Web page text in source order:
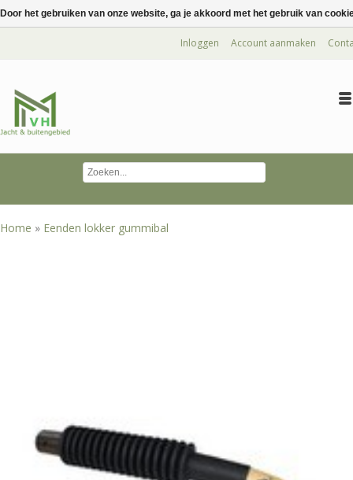
Inloggen Account aanmaken
Home » Eenden lokker gummibal
Door het gebruiken van onze website, ga je akkoord met het gebruik van